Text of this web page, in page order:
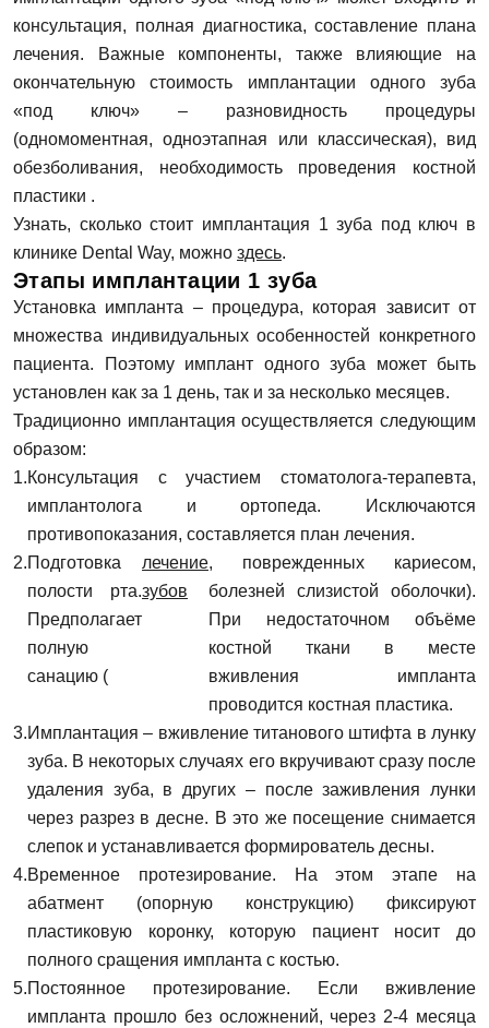
консультация, полная диагностика, составление плана
лечения. Важные компоненты, также влияющие на
окончательную стоимость имплантации одного зуба
«под ключ» – разновидность процедуры
(одномоментная, одноэтапная или классическая), вид
обезболивания, необходимость проведения костной
пластики .
Узнать, сколько стоит имплантация 1 зуба под ключ в
клинике Dental Way, можно здесь.
Этапы имплантации 1 зуба
Установка импланта – процедура, которая зависит от
множества индивидуальных особенностей конкретного
пациента. Поэтому имплант одного зуба может быть
установлен как за 1 день, так и за несколько месяцев.
Традиционно имплантация осуществляется следующим
образом:
Консультация с участием стоматолога-терапевта,
имплантолога и ортопеда. Исключаются
противопоказания, составляется план лечения.
Подготовка
полости рта.
Предполагает
полную
санацию (
лечение
зубов
, поврежденных кариесом,
болезней слизистой оболочки).
При недостаточном объёме
костной ткани в месте
вживления импланта
проводится костная пластика.
Имплантация – вживление титанового штифта в лунку
зуба. В некоторых случаях его вкручивают сразу после
удаления зуба, в других – после заживления лунки
через разрез в десне. В это же посещение снимается
слепок и устанавливается формирователь десны.
Временное протезирование. На этом этапе на
абатмент (опорную конструкцию) фиксируют
пластиковую коронку, которую пациент носит до
полного сращения импланта с костью.
Постоянное протезирование. Если вживление
импланта прошло без осложнений, через 2-4 месяца
Запись на прием
Имя
Задать вопрос
ФИО
Телефон